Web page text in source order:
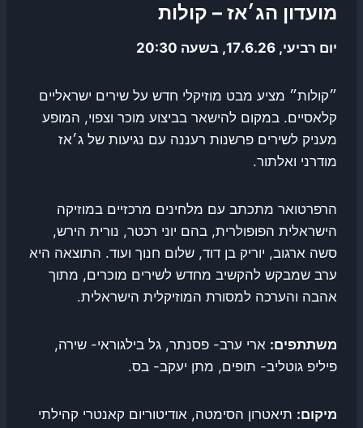
מועדון הג׳אז – קולות
יום רביעי, 17.6.26, בשעה 20:30
״קולות״ מציע מבט מוזיקלי חדש על שירים ישראליים
קלאסיים. במקום להישאר בביצוע מוכר וצפוי, המופע
מעניק לשירים פרשנות רעננה עם נגיעות של ג׳אז
מודרני ואלתור.
הרפרטואר מתכתב עם מלחינים מרכזיים במוזיקה
הישראלית הפופולרית, בהם יוני רכטר, נורית הירש,
סשה ארגוב, יוריק בן דוד, שלום חנוך ועוד. התוצאה היא
ערב שמבקש להקשיב מחדש לשירים מוכרים, מתוך
אהבה והערכה למסורת המוזיקלית הישראלית.
משתתפים: ארי ערב- פסנתר, גל בילגוראי- שירה,
פיליפ גוטליב- תופים, מתן יעקב- בס.
מיקום: תיאטרון הסימטה, אודיטוריום קאנטרי קהילתי